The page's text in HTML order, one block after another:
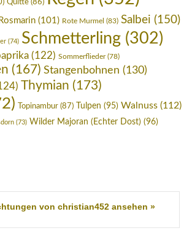
Quitte (86)
Rosmarin (101) Rote Murmel (83) Salbei (150)
(74) Schmetterling (302)
(122) Sommerflieder(78)
(167) Stangenbohnen (130)
Thymian (173)
Topinambur (87) Tulpen (95) Walnuss (112)
(73) Wilder Majoran (Echter Dost) (96)
von christian452 ansehen »